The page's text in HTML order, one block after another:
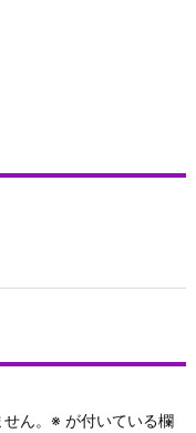
ん。 ※ が付いている欄